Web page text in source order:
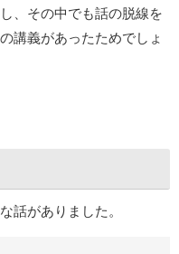
、その中でも話の脱線を
講義があったためでしょ
話がありました。